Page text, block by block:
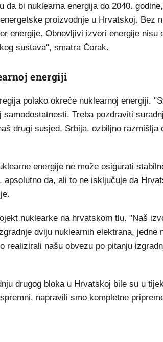
da bi nuklearna energija do 2040.
proizvodnje u Hrvatskoj. Bez
energije. Obnovljivi izvori energije nisu
sustava", smatra Čorak.
energiji
polako okreće nuklearnoj energiji.
Treba pozdraviti
drugi susjed, Srbija, ozbiljno razmišlja
energije ne može osigurati
apsolutno da, ali to ne isključuje da
nuklearke na hrvatskom tlu. "Naš
dviju nuklearnih elektrana, jedne
realizirali našu obvezu po pitanju
drugog bloka u Hrvatskoj bile su u
napravili smo kompletne